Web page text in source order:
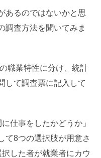
あるのではないかと思
調査方法を聞いてみま
職業特性に分け、統計
して調査票に記入して
仕事をしたかどうか」
て8つの選択肢が用意さ
した者が就業者にカウ